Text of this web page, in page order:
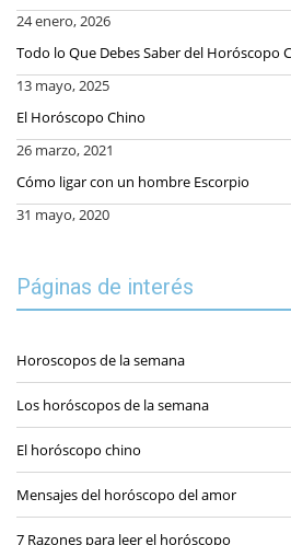
24 enero, 2026
Todo lo Que Debes Saber del Horóscopo
13 mayo, 2025
El Horóscopo Chino
26 marzo, 2021
Cómo ligar con un hombre Escorpio
31 mayo, 2020
Páginas de interés
Horoscopos de la semana
Los horóscopos de la semana
El horóscopo chino
Mensajes del horóscopo del amor
7 Razones para leer el horóscopo